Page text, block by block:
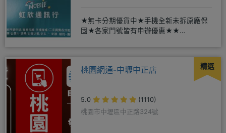
★無卡分期優貨中★手機全新未拆原廠保
固★各家門號皆有申辦優惠★★
精選
桃園網通-中壢中正店
5.0
(1110)
桃園市中壢區中正路324號